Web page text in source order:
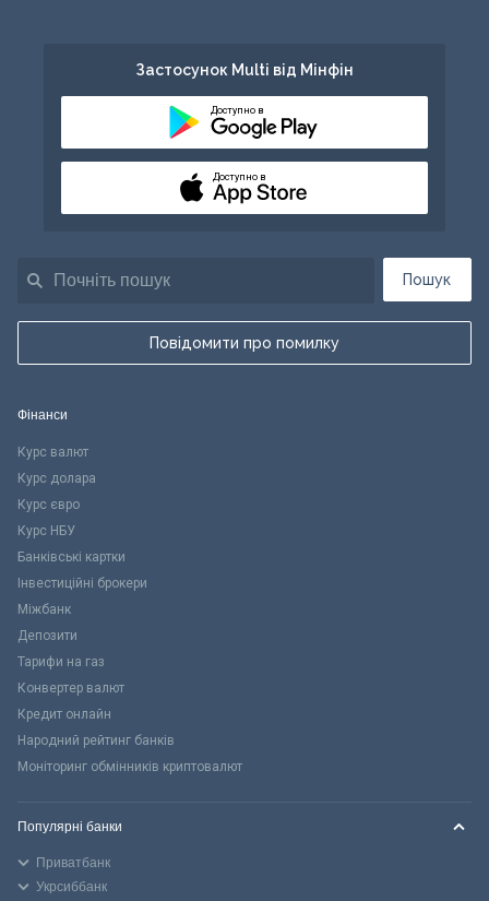
Пошук
Повідомити про помилку
Застосунок Multi від Мінфін
Доступно в
Доступно в
Фінанси
Курс валют
Курс долара
Курс євро
Курс НБУ
Банківські картки
Інвестиційні брокери
Міжбанк
Депозити
Тарифи на газ
Конвертер валют
Кредит онлайн
Народний рейтинг банків
Моніторинг обмінників криптовалют
Популярні банки
Приватбанк
Укрсиббанк